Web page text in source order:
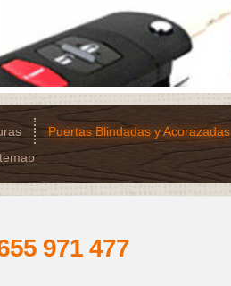
Puertas Blindadas y Acorazadas
971 477